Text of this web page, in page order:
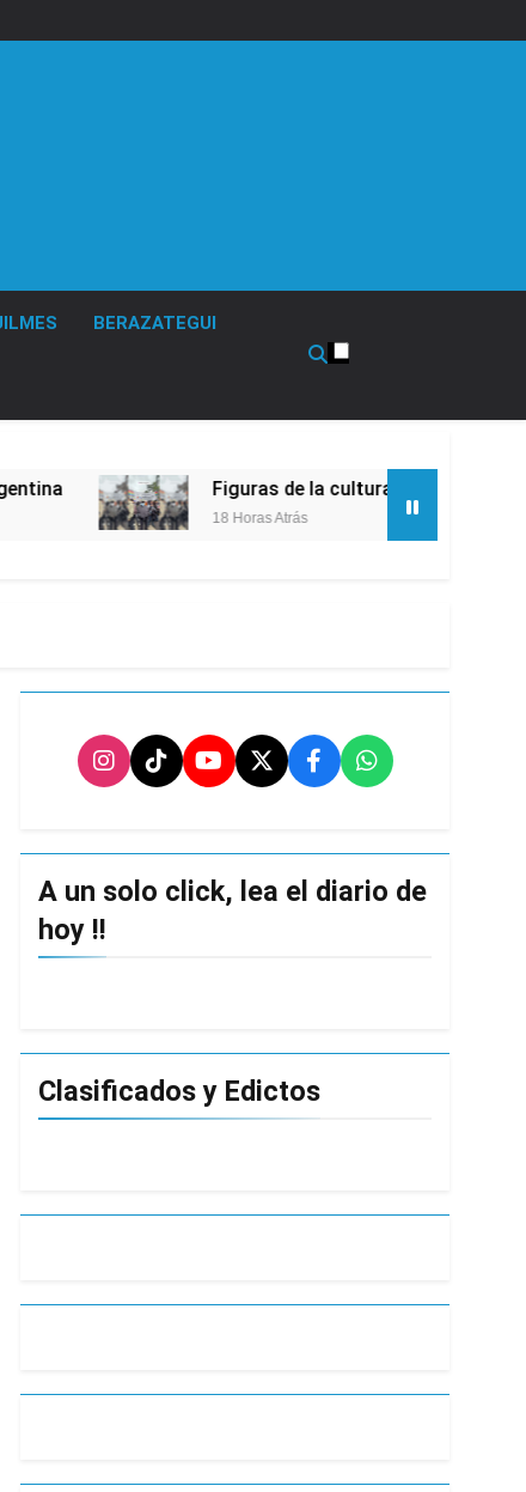
BERAZATEGUI
Figuras de la cultura se sumaron a la
18 Horas Atrás
A un solo click, lea el diario de
hoy !!
Clasificados y Edictos